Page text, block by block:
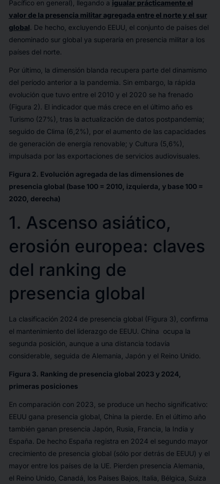
Pacífico en general), llegando a igualar prácticamente el
valor de la presencia militar agregada entre el norte y el sur
global. De hecho, excluyendo EEUU, el conjunto de países del
denominado sur global ya superaría en presencia militar a los
países del norte.
Por último, la dimensión blanda recupera parte del dinamismo
del período anterior a la pandemia. Sin embargo, la rápida
evolución que tuvo entre el 2010 y el 2020 se ha frenado
(Figura 2). El indicador que más crece en el último año es
Turismo (27%), tras la actualización de datos postpandemia;
seguido de Clima (6,2%), por el aumento de las capacidades
de generación de energía renovable; y Cultura (5,6%),
impulsada por las exportaciones de servicios audiovisuales.
Figura 2. Evolución agregada de las dimensiones de
presencia global (base 100 = 2010, izquierda, y base 100 =
2020, derecha)
1. Ascenso asiático,
erosión europea: claves
del ranking de
presencia global
La clasificación 2024 de presencia global (Figura 3), confirma
el mantenimiento del liderazgo de EEUU. China ocupa la
segunda posición, aunque a una distancia todavía
considerable, seguida de Alemania, Japón y el Reino Unido.
Figura 3. Ranking de presencia global 2023 y 2024,
primeras posiciones
En comparación con 2023, se produce un hecho significativo:
EEUU gana presencia global, China la pierde. En el último año
también ganan presencia Japón, Rusia, Francia, la India y
España. De hecho España registra en 2024 el segundo mayor
crecimiento de presencia global (sólo por detrás de EEUU) y el
mayor entre los países de la UE. Pierden presencia Alemania,
el Reino Unido, Canadá, los Países Bajos, Italia, Bélgica, Suiza